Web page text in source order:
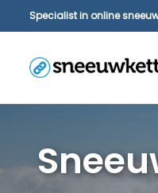
Specialist in online